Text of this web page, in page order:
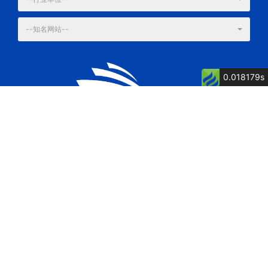
--知名网站--
0.018179s